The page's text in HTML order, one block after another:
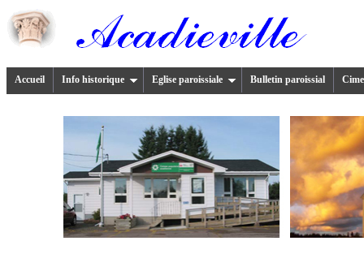
Accueil Info historique Eglise paroissiale Bulletin paroissial